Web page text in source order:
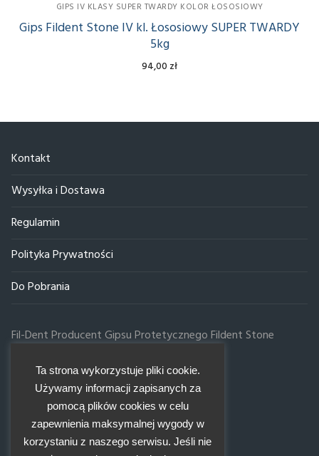
GIPS IV KLASY SUPER TWARDY KOLOR ŁOSOSIOWY
Gips Fildent Stone IV kl. Łososiowy SUPER TWARDY
5kg
94,00 zł
Kontakt
Wysyłka i Dostawa
Regulamin
Polityka Prywatności
Do Pobrania
Fil-Dent Producent Gipsu Protetycznego Fildent Stone
Infolinia:
81 526 83 66
784 05 98 98
737 877 847
E-mail:
Ta strona wykorzystuje pliki cookie.
Używamy informacji zapisanych za
pomocą plików cookies w celu
zapewnienia maksymalnej wygody w
korzystaniu z naszego serwisu. Jeśli nie